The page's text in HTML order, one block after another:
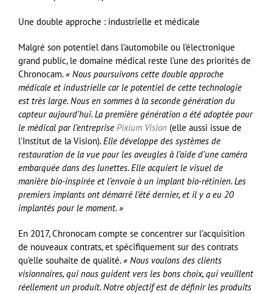
Une double approche : industrielle et médicale
Malgré son potentiel dans l’automobile ou l’électronique
grand public, le domaine médical reste l’une des priorités de
Chronocam.« Nous poursuivons cette double approche
médicale et industrielle car le potentiel de cette technologie
est très large. Nous en sommes à la seconde génération du
capteur aujourd’hui. La première génération a été adoptée pour
le médical par l’entreprise Pixium Vision (elle aussi issue de
l’Institut de la Vision). Elle développe des systèmes de
restauration de la vue pour les aveugles à l’aide d’une caméra
embarquée dans des lunettes. Elle acquiert le visuel de
manière bio-inspirée et l’envoie à un implant bio-rétinien. Les
premiers implants ont démarré l’été dernier, et il y a eu 20
implantés pour le moment. »
En 2017, Chronocam compte se concentrer sur l’acquisition
de nouveaux contrats, et spécifiquement sur des contrats
qu’elle souhaite de qualité.« Nous voulons des clients
visionnaires, qui nous guident vers les bons choix, qui veuillent
réellement un produit. Notre objectif est de définir les produits